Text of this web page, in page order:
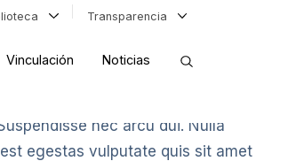
Transparencia
Vinculación Noticias
nec arcu dui. Nulla
egestas vulputate quis sit amet